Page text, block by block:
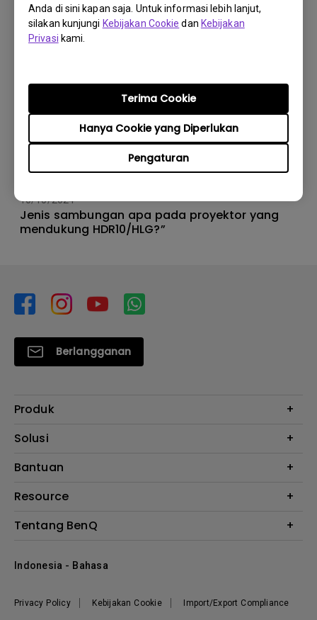
Anda di sini kapan saja. Untuk informasi lebih lanjut,
silakan kunjungi Kebijakan Cookie dan Kebijakan
Privasi kami.
Pengaturan
Hanya Cookie yang Diperlukan
Terima Cookie
10/10/2024
Jenis sambungan apa pada proyektor yang
mendukung HDR10/HLG?”
Berlangganan
Produk
Proyektor
Monitor Arm
Monitor Light Bar
Solusi
E-Sports
AQCOLOR
Monitor Eye-Care
Bantuan
Garansi
Layanan Perbaikan
Resource
Where to Buy
Knowledge Center
Tentang BenQ
Berita
Privacy Policy Kebijakan Cookie Import/Export Compliance
Indonesia - Bahasa